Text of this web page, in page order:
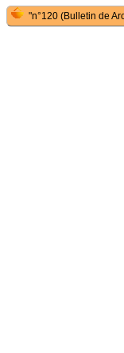
"n°120 (Bulletin de